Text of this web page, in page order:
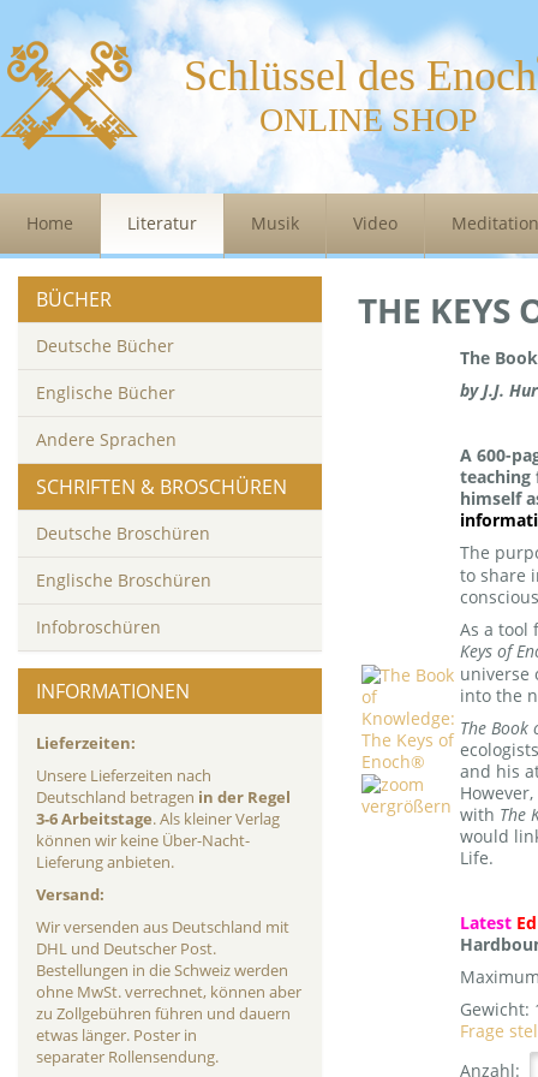
Schlüssel des Enoch
ONLINE SHOP
Home Literatur Musik Video Meditation
BÜCHER
Deutsche Bücher
Englische Bücher
Andere Sprachen
SCHRIFTEN & BROSCHÜREN
Deutsche Broschüren
Englische Broschüren
Infobroschüren
INFORMATIONEN
Lieferzeiten:
Unsere Lieferzeiten nach
Deutschland betragen in der Regel
3-6 Arbeitstage. Als kleiner Verlag
können wir keine Über-Nacht-
Lieferung anbieten.
Versand:
Wir versenden aus Deutschland mit
DHL und Deutscher Post.
Bestellungen in die Schweiz werden
ohne MwSt. verrechnet, können aber
zu Zollgebühren führen und dauern
etwas länger. Poster in
separater Rollensendung.
THE KEYS
vergrößern
The
by J.J.
A 600-
teaching
himself
The
to share
As a tool
Keys of
universe
into the
The Book
and his
with The
would
Life.
Latest
Gewicht:
Frage
Anzahl: